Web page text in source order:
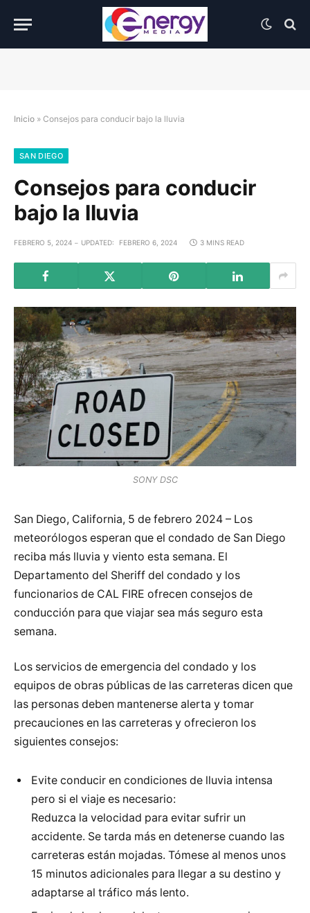
Inicio » Consejos para conducir bajo la lluvia
SAN DIEGO
Consejos para conducir
bajo la lluvia
FEBRERO 5, 2024 UPDATED: FEBRERO 6, 2024 3 MINS READ
SONY DSC
San Diego, California, 5 de febrero 2024 – Los
meteorólogos esperan que el condado de San Diego
reciba más lluvia y viento esta semana. El
Departamento del Sheriff del condado y los
funcionarios de CAL FIRE ofrecen consejos de
conducción para que viajar sea más seguro esta
semana.
Los servicios de emergencia del condado y los
equipos de obras públicas de las carreteras dicen que
las personas deben mantenerse alerta y tomar
precauciones en las carreteras y ofrecieron los
siguientes consejos:
Evite conducir en condiciones de lluvia intensa
pero si el viaje es necesario:
Reduzca la velocidad para evitar sufrir un
accidente. Se tarda más en detenerse cuando las
carreteras están mojadas. Tómese al menos unos
15 minutos adicionales para llegar a su destino y
adaptarse al tráfico más lento.